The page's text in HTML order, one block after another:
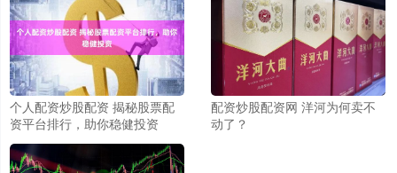
个人配资炒股配资 揭秘股票配
资平台排行，助你稳健投资
配资炒股配资网 洋河为何卖不
动了？